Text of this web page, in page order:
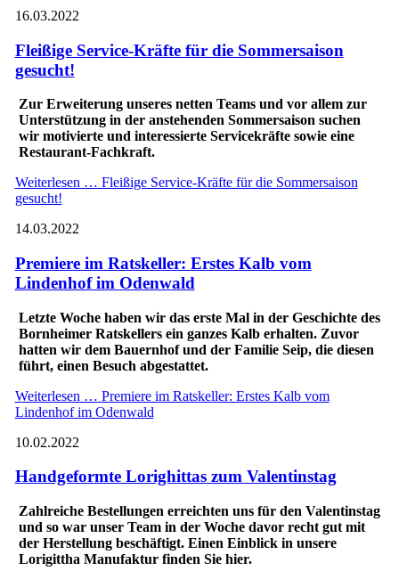
16.03.2022
Fleißige Service-Kräfte für die Sommersaison
gesucht!
Zur Erweiterung unseres netten Teams und vor allem zur
Unterstützung in der anstehenden Sommersaison suchen
wir motivierte und interessierte Servicekräfte sowie eine
Restaurant-Fachkraft.
Weiterlesen … Fleißige Service-Kräfte für die Sommersaison
gesucht!
14.03.2022
Premiere im Ratskeller: Erstes Kalb vom
Lindenhof im Odenwald
Letzte Woche haben wir das erste Mal in der Geschichte des
Bornheimer Ratskellers ein ganzes Kalb erhalten. Zuvor
hatten wir dem Bauernhof und der Familie Seip, die diesen
führt, einen Besuch abgestattet.
Weiterlesen … Premiere im Ratskeller: Erstes Kalb vom
Lindenhof im Odenwald
10.02.2022
Handgeformte Lorighittas zum Valentinstag
Zahlreiche Bestellungen erreichten uns für den Valentinstag
und so war unser Team in der Woche davor recht gut mit
der Herstellung beschäftigt. Einen Einblick in unsere
Lorigittha Manufaktur finden Sie hier.